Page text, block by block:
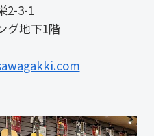
2-3-1
グ地下1階